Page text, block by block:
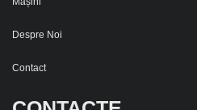
Despre Noi
Contact